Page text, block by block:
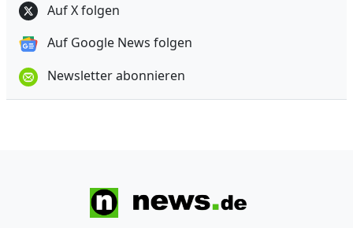
Auf X folgen
Auf Google News folgen
Newsletter abonnieren